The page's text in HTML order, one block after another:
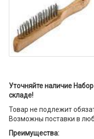
Уточняйте наличие
складе!
Товар не подлежит
Возможны поставки в
Преимущества: